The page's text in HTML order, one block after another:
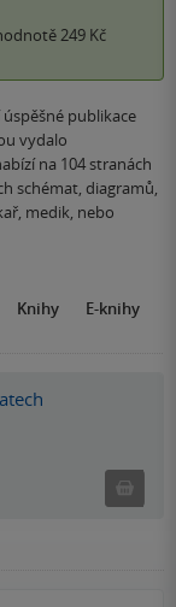
249 Kč
publikace
vydalo
na 104 stranách
schémat, diagramů,
medik, nebo
Knihy E-knihy